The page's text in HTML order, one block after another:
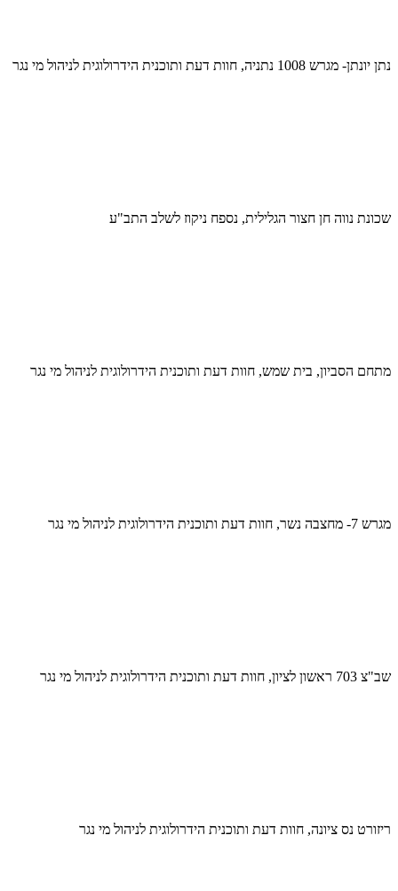
נתן יונתן- מגרש 1008 נתניה, חוות דעת ותוכנית הידרולוגית לניהול מי נגר
שכונת נווה חן חצור הגלילית, נספח ניקוז לשלב התב"ע
מתחם הסביון, בית שמש, חוות דעת ותוכנית הידרולוגית לניהול מי נגר
מגרש 7- מחצבה נשר, חוות דעת ותוכנית הידרולוגית לניהול מי נגר
שב"צ 703 ראשון לציון, חוות דעת ותוכנית הידרולוגית לניהול מי נגר
ריזורט נס ציונה, חוות דעת ותוכנית הידרולוגית לניהול מי נגר